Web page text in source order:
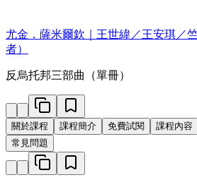
尤金．薩米爾欽｜王世緯／王安琪／
者）
反烏托邦三部曲（單冊）
關於課程 課程簡介 免費試閱 課程內容
常見問題